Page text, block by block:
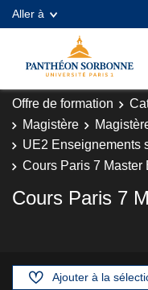
Aller à
Offre de formation
Magistère
UE2 Enseignements
Cours Paris 7 Master
Cours Paris 7
Ajouter à la